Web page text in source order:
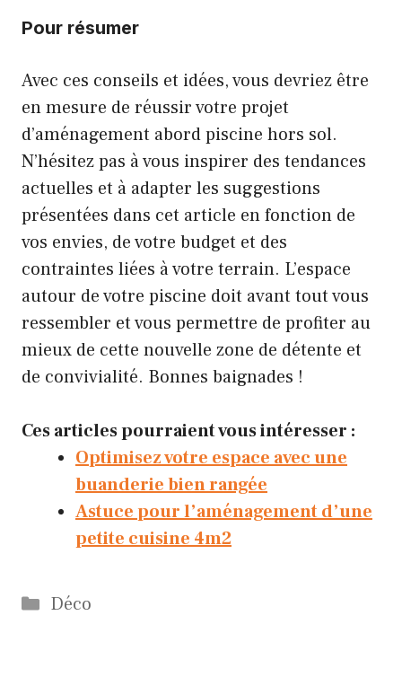
Pour résumer
Avec ces conseils et idées, vous devriez être
en mesure de réussir votre projet
d’aménagement abord piscine hors sol.
N’hésitez pas à vous inspirer des tendances
actuelles et à adapter les suggestions
présentées dans cet article en fonction de
vos envies, de votre budget et des
contraintes liées à votre terrain. L’espace
autour de votre piscine doit avant tout vous
ressembler et vous permettre de profiter au
mieux de cette nouvelle zone de détente et
de convivialité. Bonnes baignades !
Ces articles pourraient vous intéresser :
Optimisez votre espace avec une
buanderie bien rangée
Astuce pour l’aménagement d’une
petite cuisine 4m2
Catégories
Déco